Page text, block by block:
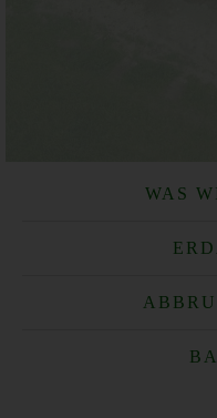
WAS